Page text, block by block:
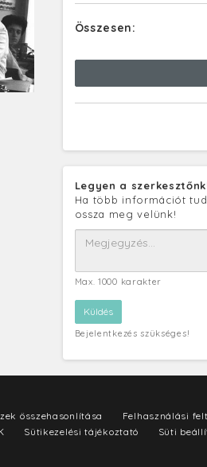
Összesen:
Legyen a
Ha több információt
ossza meg velünk!
Max. 1000 karakter
Bejelentkezés szükséges!
összehasonlítása Felhasználási
Sütikezelési tájékoztató Süti